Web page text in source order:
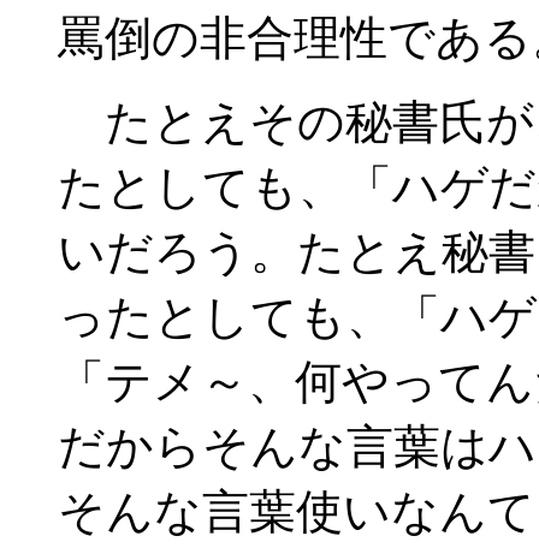
罵倒の非合理性であ
たとえその秘書氏
たとしても、「ハゲ
いだろう。たとえ秘
ったとしても、「ハ
「テメ～、何やって
だからそんな言葉は
そんな言葉使いなん